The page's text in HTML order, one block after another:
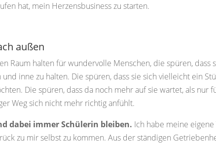
hat, mein Herzensbusiness zu starten.
außen
Raum halten für wundervolle Menschen, die spüren, dass
und inne zu halten. Die spüren, dass sie sich vielleicht ein
Die spüren, dass da noch mehr auf sie wartet, als nur
Weg sich nicht mehr richtig anfühlt.
dabei immer Schülerin bleiben. Ich habe meine
zu mir selbst zu kommen. Aus der ständigen